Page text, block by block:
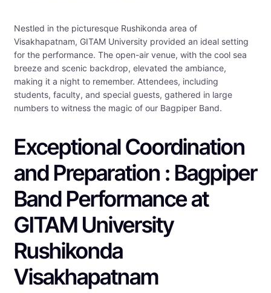
Nestled in the picturesque Rushikonda area of
Visakhapatnam, GITAM University provided an ideal setting
for the performance. The open-air venue, with the cool sea
breeze and scenic backdrop, elevated the ambiance,
making it a night to remember. Attendees, including
students, faculty, and special guests, gathered in large
numbers to witness the magic of our Bagpiper Band.
Exceptional Coordination
and Preparation : Bagpiper
Band Performance at
GITAM University
Rushikonda
Visakhapatnam